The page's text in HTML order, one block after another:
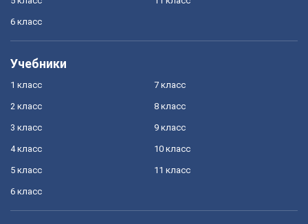
6 класс
Учебники
1 класс
2 класс
3 класс
4 класс
5 класс
6 класс
7 класс
8 класс
9 класс
10 класс
11 класс